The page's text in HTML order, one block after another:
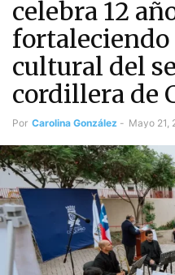
celebra 12
cultural del
cordillera de
Por Carolina González - Mayo 21,